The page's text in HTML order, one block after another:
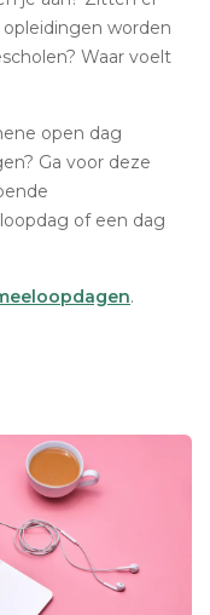
worden
Waar voelt
open dag
Ga voor deze
of een dag
.